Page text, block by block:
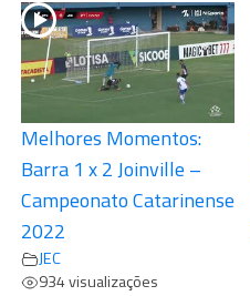
Melhores Momentos:
Barra 1 x 2 Joinville –
Campeonato Catarinense
2022
JEC
934 visualizações